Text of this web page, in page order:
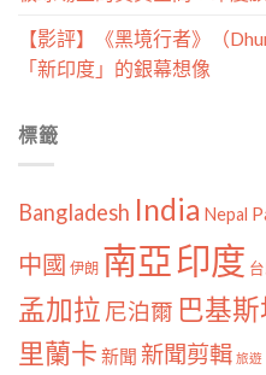
【影評】《黑境行者》（
「新印度」的銀幕想像
標籤
Bangladesh India Nepal
中國 伊朗 南亞印度
孟加拉 尼泊爾 巴基斯
里蘭卡 新聞 新聞剪輯 旅遊